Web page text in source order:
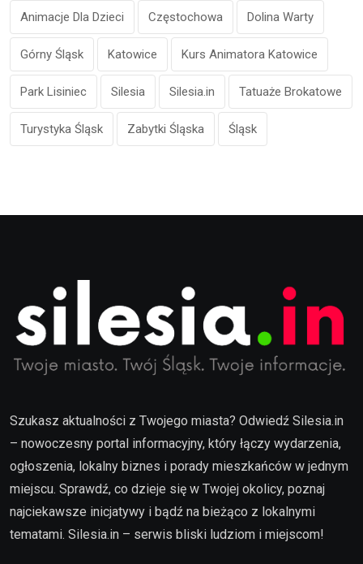
Animacje Dla Dzieci Częstochowa Dolina Warty
Górny Śląsk Katowice Kurs Animatora Katowice
Park Lisiniec Silesia Silesia.in Tatuaże Brokatowe
Turystyka Śląsk Zabytki Śląska Śląsk
Szukasz aktualności z Twojego miasta? Odwiedź Silesia.in
– nowoczesny portal informacyjny, który łączy wydarzenia,
ogłoszenia, lokalny biznes i porady mieszkańców w jednym
miejscu. Sprawdź, co dzieje się w Twojej okolicy, poznaj
najciekawsze inicjatywy i bądź na bieżąco z lokalnymi
tematami. Silesia.in – serwis bliski ludziom i miejscom!